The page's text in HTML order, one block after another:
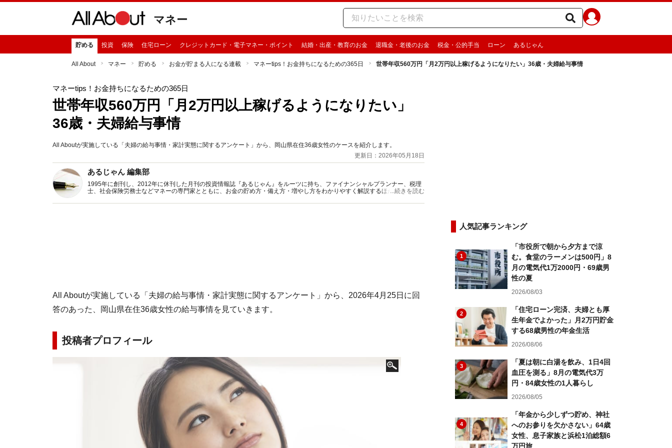
マネー
貯める 投資 保険 住宅ローン クレジットカード・電子マネー・ポイント 結婚・出産・教育のお金 退職金・老後のお金 税金・公的手当 ローン あるじゃん
All About マネー 貯める お金が貯まる人になる連載 マネーtips！お金持ちになるための365日 世帯年収560万円「月2万円以上稼げるようになりたい」36歳・夫婦給与事情
マネーtips！お金持ちになるための365日
世帯年収560万円「月2万円以上稼げるようになりたい」
36歳・夫婦給与事情
All Aboutが実施している「夫婦の給与事情・家計実態に関するアンケート」から、岡山県在住36歳女性のケースを紹介します。
更新日：2026年05月18日
あるじゃん 編集部
1995年に創刊し、2012年に休刊した月刊の投資情報誌『あるじゃん』をルーツに持ち、ファイナンシャルプランナー、税理
士、社会保険労務士などマネーの専門家とともに、お金の貯め方・備え方・増やし方をわかりやすく解説するほか、マネー最
...続きを読む
All Aboutが実施している「夫婦の給与事情・家計実態に関するアンケート」から、2026年4月25日に回
答のあった、岡山県在住36歳女性の給与事情を見ていきます。
投稿者プロフィール
人気記事ランキング
1
「市役所で朝から夕方まで涼
む。食堂のラーメンは500円」8
月の電気代1万2000円・69歳男
性の夏
2026/08/03
2
「住宅ローン完済、夫婦とも厚
生年金でよかった」月2万円貯金
する68歳男性の年金生活
2026/08/06
3
「夏は朝に白湯を飲み、1日4回
血圧を測る」8月の電気代3万
円・84歳女性の1人暮らし
2026/08/05
4
「年金から少しずつ貯め、神社
へのお参りを欠かさない」64歳
女性、息子家族と浜松1泊総額6
万円旅